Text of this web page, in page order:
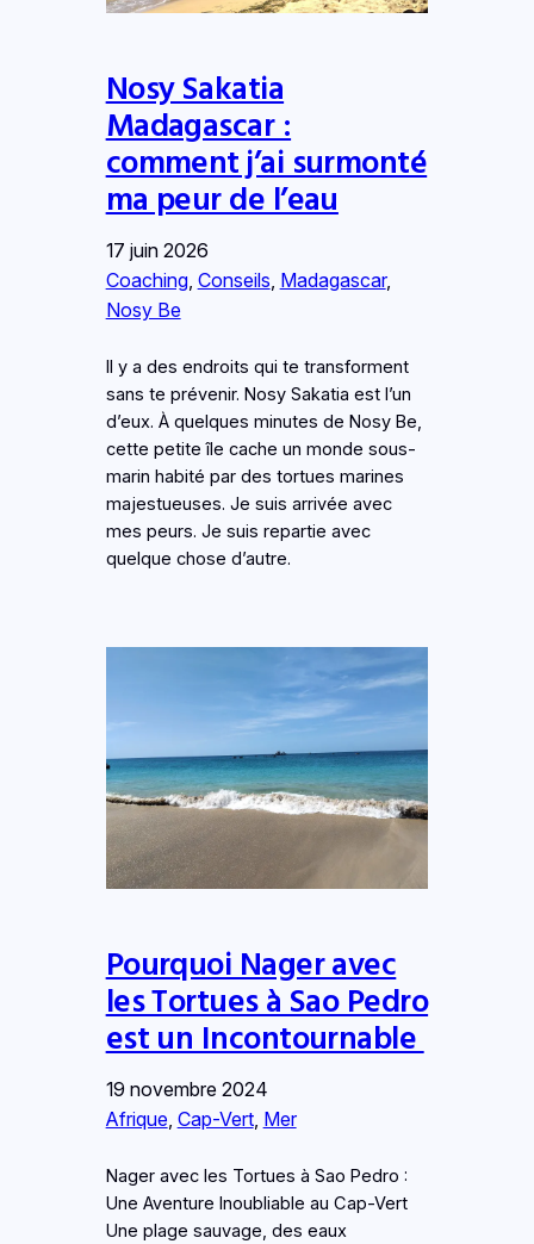
Nosy Sakatia
Madagascar :
comment j’ai surmonté
ma peur de l’eau
17 juin 2026
Coaching, Conseils Madagascar
Nosy Be
Il y a des endroits qui te transforment
sans te prévenir. Nosy Sakatia est l’un
d’eux. À quelques minutes de Nosy Be,
cette petite île cache un monde sous-
marin habité par des tortues marines
majestueuses. Je suis arrivée avec
mes peurs. Je suis repartie avec
quelque chose d’autre.
Pourquoi Nager avec
les Tortues à Sao Pedro
est un Incontournable
19 novembre 2024
Afrique, Cap-Vert, Mer
Nager avec les Tortues à Sao Pedro :
Une Aventure Inoubliable au Cap-Vert
Une plage sauvage, des eaux